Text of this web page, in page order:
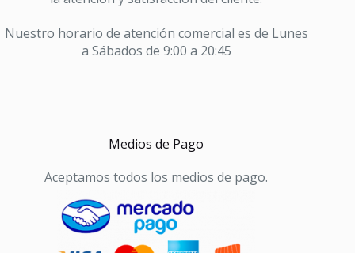
Nuestro horario de atención comercial es de Lunes
a Sábados de 9:00 a 20:45
Medios de Pago
Aceptamos todos los medios de pago.